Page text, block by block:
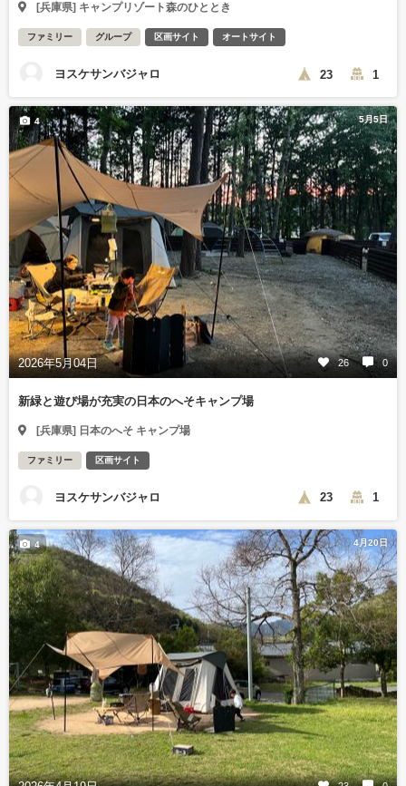
[兵庫県] キャンプリゾート森のひととき
ファミリー グループ 区画サイト オートサイト
ヨスケサンバジャロ 23 1
5月5日
2026年5月04日 26 0
4
新緑と遊び場が充実の日本のへそキャンプ場
[兵庫県] 日本のへそ キャンプ場
ファミリー 区画サイト
ヨスケサンバジャロ 23 1
4月20日
4